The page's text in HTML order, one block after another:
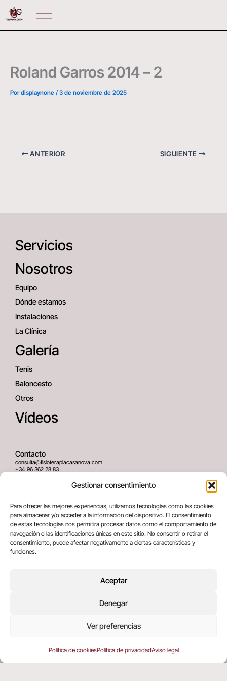
Gestionar consentimiento
Para ofrecer las mejores experiencias, utilizamos tecnologías como las cookies
para almacenar y/o acceder a la información del dispositivo. El consentimiento
de estas tecnologías nos permitirá procesar datos como el comportamiento de
navegación o las identificaciones únicas en este sitio. No consentir o retirar el
consentimiento, puede afectar negativamente a ciertas características y
funciones.
Aceptar
Denegar
Ver preferencias
Política de cookiesPolítica de privacidadAviso legal
contenido
ING
Roland Garros 2014 – 2
Pordisplaynone / 3 de noviembre de 2025
ANTERIOR SIGUIENTE
Servicios
Nosotros
Equipo
Dónde estamos
Instalaciones
La Clínica
Galería
Tenis
Baloncesto
Otros
Vídeos
Contacto
consulta@fisioterapiacasanova.com
+34 96 362 28 83
Dirección
C/ Greses Nº12 (Bajo) 46020
Valencia, España
Términos legales